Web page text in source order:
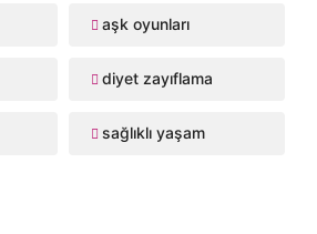
aşk oyunları
diyet zayıflama
sağlıklı yaşam